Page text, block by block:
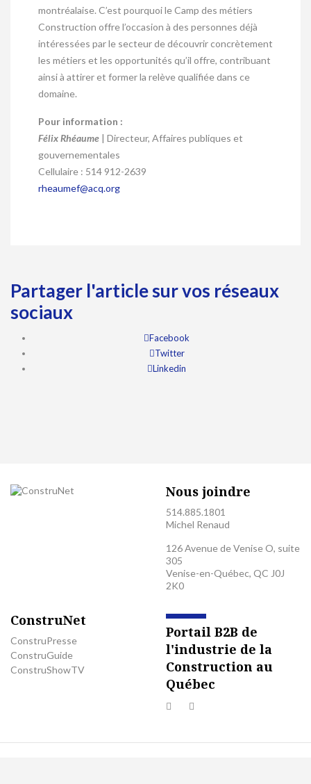
montréalaise. C’est pourquoi le Camp des métiers
Construction offre l’occasion à des personnes déjà
intéressées par le secteur de découvrir concrètement
les métiers et les opportunités qu’il offre, contribuant
ainsi à attirer et former la relève qualifiée dans ce
domaine.
Pour information :
Félix Rhéaume | Directeur, Affaires publiques et
gouvernementales
Cellulaire : 514 912-2639
rheaumef@acq.org
Partager l'article sur vos réseaux
sociaux
Facebook
Twitter
Linkedin
Nous joindre
514.885.1801
Michel Renaud
126 Avenue de Venise O, suite
305
Venise-en-Québec, QC J0J
2K0
ConstruNet
ConstruPresse
ConstruGuide
ConstruShowTV
Portail B2B de
l'industrie de la
Construction au
Québec